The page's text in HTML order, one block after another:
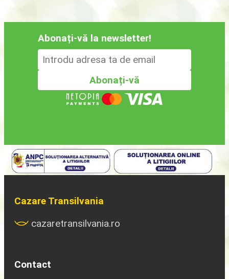
Abonați-vă la newsletter!
Cazare Transilvania
cazaretransilvania.ro
Contact